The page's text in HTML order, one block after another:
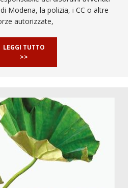
Modena, la polizia, i CC o altre
autorizzate,
LEGGI TUTTO
>>